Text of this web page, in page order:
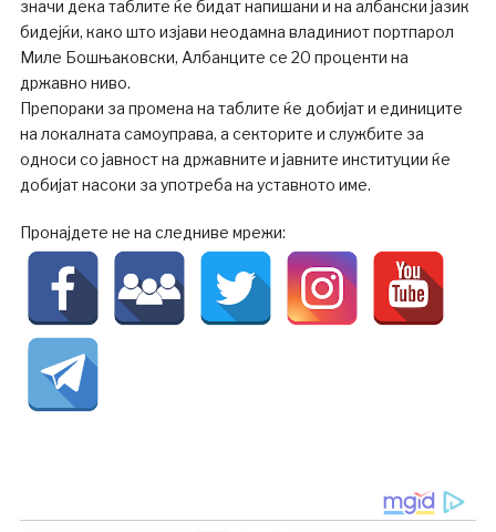
значи дека таблите ќе бидат напишани и на албански јазик
бидејќи, како што изјави неодамна владиниот портпарол
Миле Бошњаковски, Албанците се 20 проценти на
државно ниво.
Препораки за промена на таблите ќе добијат и единиците
на локалната самоуправа, а секторите и службите за
односи со јавност на државните и јавните институции ќе
добијат насоки за употреба на уставното име.
Пронајдете не на следниве мрежи: